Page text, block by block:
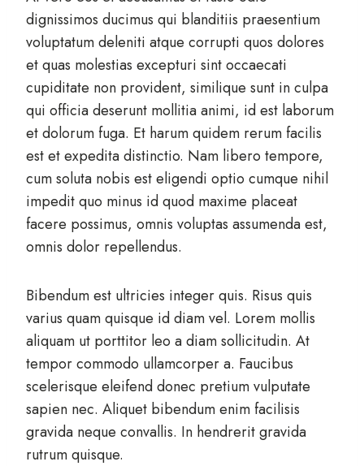
dignissimos ducimus qui blanditiis praesentium
voluptatum deleniti atque corrupti quos dolores
et quas molestias excepturi sint occaecati
cupiditate non provident, similique sunt in culpa
qui officia deserunt mollitia animi, id est laborum
et dolorum fuga. Et harum quidem rerum facilis
est et expedita distinctio. Nam libero tempore,
cum soluta nobis est eligendi optio cumque nihil
impedit quo minus id quod maxime placeat
facere possimus, omnis voluptas assumenda est,
omnis dolor repellendus.
Bibendum est ultricies integer quis. Risus quis
varius quam quisque id diam vel. Lorem mollis
aliquam ut porttitor leo a diam sollicitudin. At
tempor commodo ullamcorper a. Faucibus
scelerisque eleifend donec pretium vulputate
sapien nec. Aliquet bibendum enim facilisis
gravida neque convallis. In hendrerit gravida
rutrum quisque.